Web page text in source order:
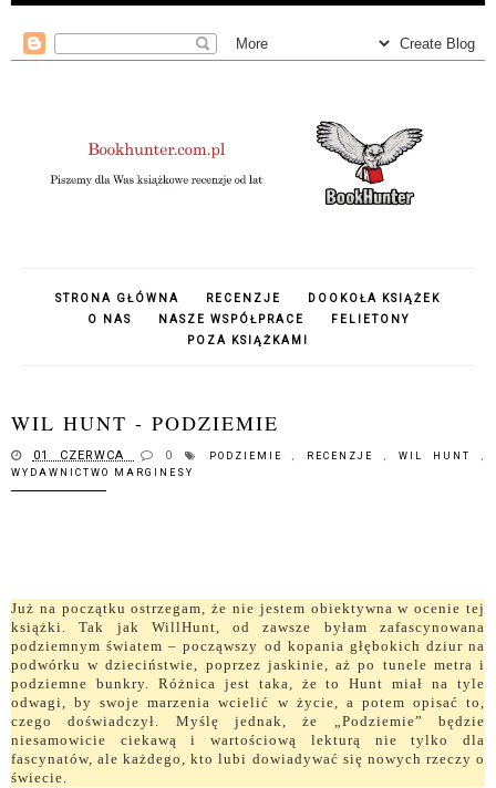
STRONA GŁÓWNA RECENZJE
DOOKOŁA KSIĄŻEK
O NAS
NASZE WSPÓŁPRACE
FELIETONY
POZA KSIĄŻKAMI
WIL HUNT - PODZIEMIE
01 CZERWCA 0 PODZIEMIE, RECENZJE , WIL HUNT ,
WYDAWNICTWO MARGINESY
Już na początku ostrzegam, że nie jestem obiektywna w ocenie tej
książki. Tak jak WillHunt, od zawsze byłam zafascynowana
podziemnym światem – począwszy od kopania głębokich dziur na
podwórku w dzieciństwie, poprzez jaskinie, aż po tunele metra i
podziemne bunkry. Różnica jest taka, że to Hunt miał na tyle
odwagi, by swoje marzenia wcielić w życie, a potem opisać to,
czego doświadczył. Myślę jednak, że „Podziemie” będzie
niesamowicie ciekawą i wartościową lekturą nie tylko dla
fascynatów, ale każdego, kto lubi dowiadywać się nowych rzeczy o
świecie.